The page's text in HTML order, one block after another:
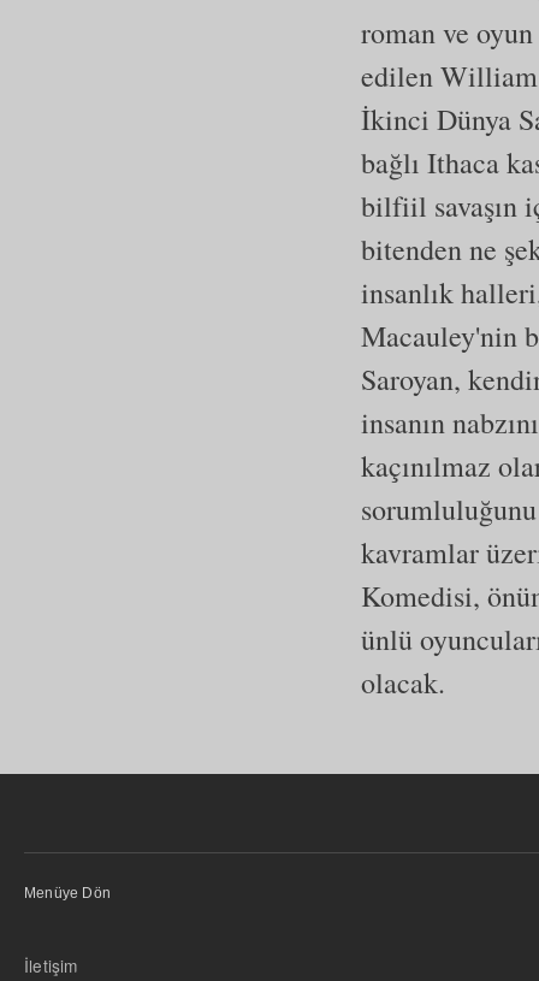
roman ve
edilen William
İkinci Dünya
bağlı Ithaca
bilfiil savaşın
bitenden ne
insanlık
Macauley'nin
Saroyan,
insanın
kaçınılmaz
kavramlar
Komedisi,
ünlü
olacak.
Menüye Dön
İletişim